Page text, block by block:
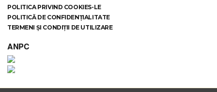
POLITICA PRIVIND COOKIES-LE
POLITICĂ DE CONFIDENȚIALITATE
TERMENI ȘI CONDIȚII DE UTILIZARE
ANPC